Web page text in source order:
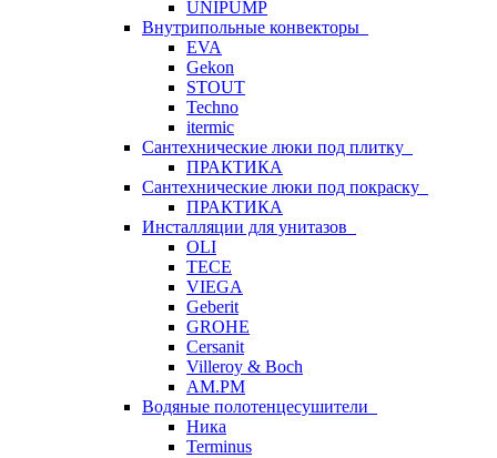
UNIPUMP
Внутрипольные конвекторы
EVA
Gekon
STOUT
Techno
itermic
Сантехнические люки под плитку
ПРАКТИКА
Сантехнические люки под покраску
ПРАКТИКА
Инсталляции для унитазов
OLI
TECE
VIEGA
Geberit
GROHE
Cersanit
Villeroy & Boch
AM.PM
Водяные полотенцесушители
Ника
Terminus